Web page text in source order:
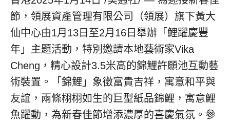
節，領展資產管理有限公司（領展）旗下黃大
仙中心由1月13日至2月16日舉辦「鯉躍慶豐
年」主題活動，特別邀請本地藝術家Vika
Cheng，精心設計3.5米高的錦鯉許願池互動藝
術裝置。「錦鯉」象徵富貴吉祥，寓意和平與
友誼，兩條栩栩如生的巨型紙品錦鯉，寓意鯉
魚躍動，為新春佳節增添濃厚的喜慶氣氛。參